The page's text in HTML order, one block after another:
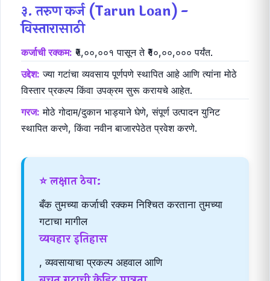
३. तरुण कर्ज (Tarun Loan) -
विस्तारासाठी
कर्जाची रक्कम: ₹५,००,००१ पासून ते ₹१०,००,००० पर्यंत.
उद्देश: ज्या गटांचा व्यवसाय पूर्णपणे स्थापित आहे आणि त्यांना मोठे
विस्तार प्रकल्प किंवा उपक्रम सुरू करायचे आहेत.
गरज: मोठे गोदाम/दुकान भाड्याने घेणे, संपूर्ण उत्पादन युनिट
स्थापित करणे, किंवा नवीन बाजारपेठेत प्रवेश करणे.
⭐ लक्षात ठेवा:
बँक तुमच्या कर्जाची रक्कम निश्चित करताना तुमच्या
गटाचा मागील
व्यवहार इतिहास
, व्यवसायाचा प्रकल्प अहवाल आणि